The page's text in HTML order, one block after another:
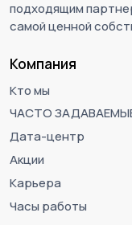
подходящим
самой ценной
Компания
Кто мы
ЧАСТО
Дата-центр
Акции
Карьера
Часы работы